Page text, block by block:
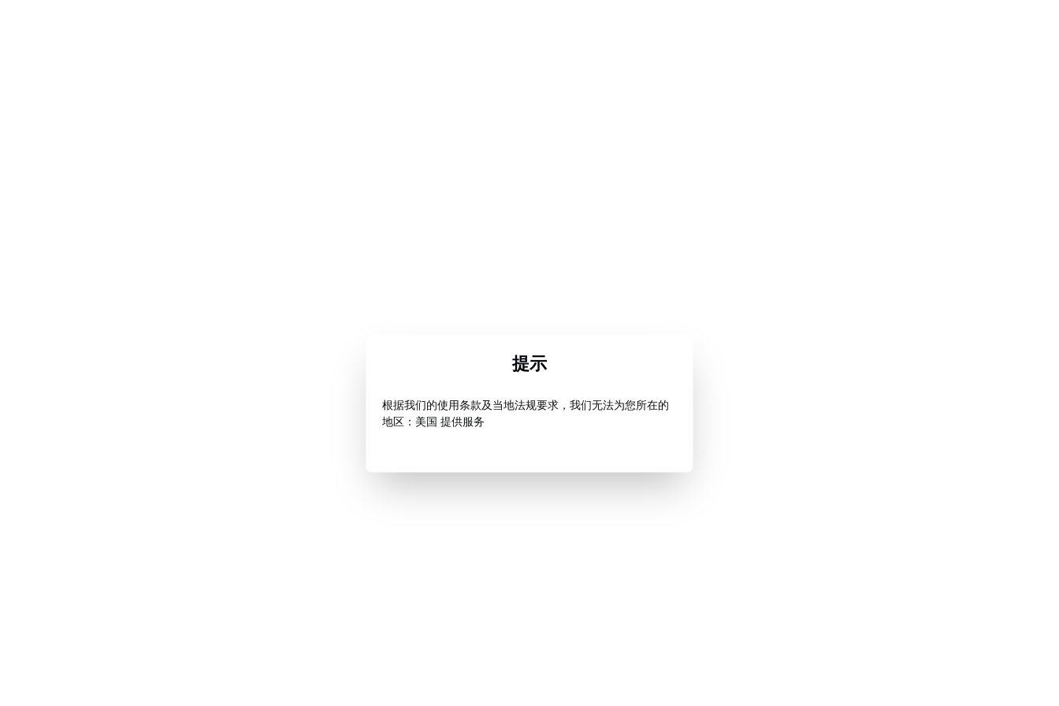
提示
根据我们的使用条款及当地法规要求，我们无法为您所在的
地区：美国 提供服务